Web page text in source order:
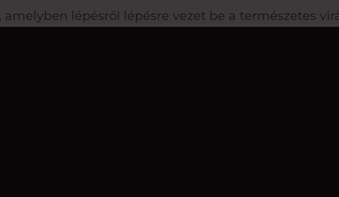
lépésről lépésre vezet be a természetes